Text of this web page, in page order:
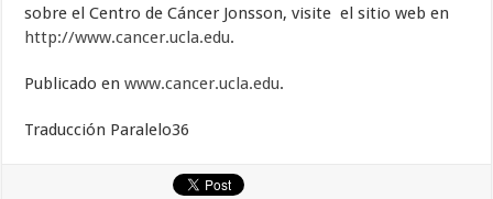
sobre el Centro de Cáncer Jonsson, visite el sitio web en
http://www.cancer.ucla.edu.
Publicado enwww.cancer.ucla.edu.
Traducción Paralelo36